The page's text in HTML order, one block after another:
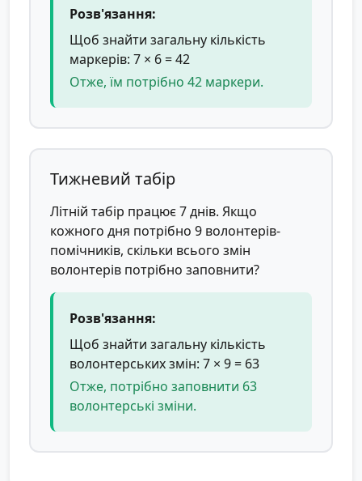
Розв'язання:
Щоб знайти загальну кількість
маркерів: 7 × 6 = 42
Отже, їм потрібно 42 маркери.
Тижневий табір
Літній табір працює 7 днів. Якщо
кожного дня потрібно 9 волонтерів-
помічників, скільки всього змін
волонтерів потрібно заповнити?
Розв'язання:
Щоб знайти загальну кількість
волонтерських змін: 7 × 9 = 63
Отже, потрібно заповнити 63
волонтерські зміни.